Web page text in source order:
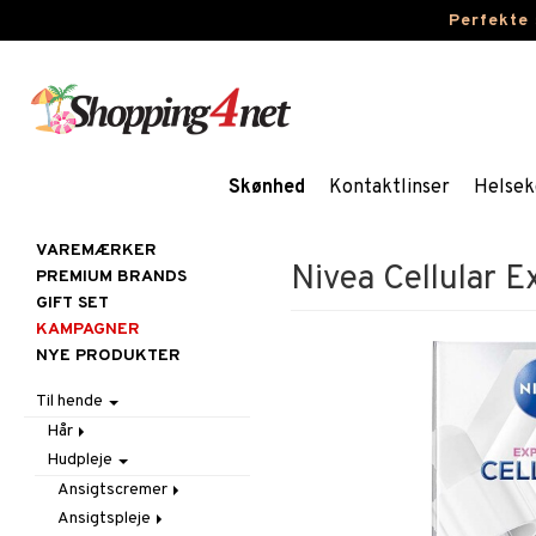
Perfekte
Skønhed Kontaktlinser
Nivea Cellular
VAREMÆRKER
PREMIUM BRANDS
GIFT SET
KAMPAGNER
NYE PRODUKTER
Til hende
Hår
Accessoires
Balsam
Børster / Kæmmer
Hudpleje
Ansigtscremer
Fedtet hud
Ansigtspleje